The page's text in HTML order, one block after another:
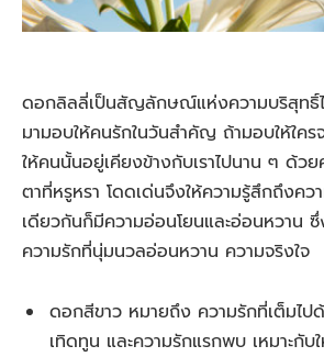
ดอกลิลลี่เป็นสัญลักษณ์แห่งความบริสุทธิ์
มามอบให้คนรักในวันสำคัญ ถ้ามอบให้ใคร
ให้คนนั้นอยู่เคียงข้างกับเราไปนาน ๆ ด้ว
ตาที่หรูหรา โดดเด่นจึงให้ความรู้สึกถึงคว
เดียวกันก็มีความอ่อนโยนและอ่อนหวาน
ความรักที่นุ่มนวลอ่อนหวาน ความจริงใจ
ดอกสีขาว หมายถึง ความรักที่เต็มไ
เทิดทูน และความรักแรกพบ เหมาะกั